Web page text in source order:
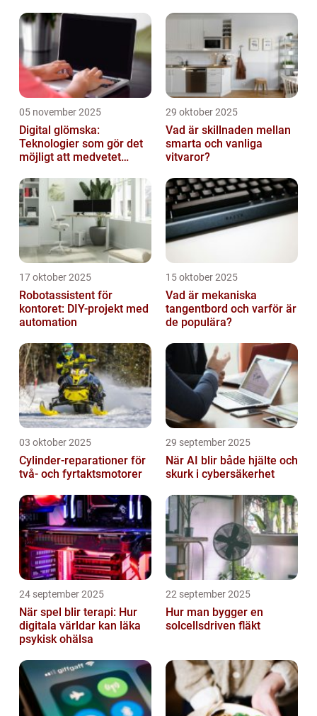
05 november 2025
Digital glömska:
Teknologier som gör det
möjligt att medvetet
29 oktober 2025
Vad är skillnaden mellan
smarta och vanliga
vitvaror?
17 oktober 2025
Robotassistent för
kontoret: DIY-projekt med
automation
15 oktober 2025
Vad är mekaniska
tangentbord och varför är
de populära?
03 oktober 2025
Cylinder-reparationer för
två- och fyrtaktsmotorer
29 september 2025
När AI blir både hjälte och
skurk i cybersäkerhet
24 september 2025
När spel blir terapi: Hur
digitala världar kan läka
psykisk ohälsa
22 september 2025
Hur man bygger en
solcellsdriven fläkt